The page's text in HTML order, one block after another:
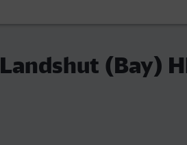
Landshut (Bay)